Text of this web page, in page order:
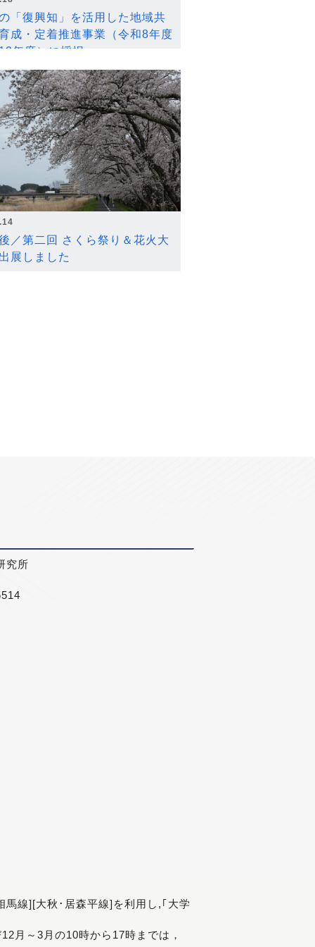
「復興知」を活用した地域共
成・定着推進事業（令和8年度
年度）に採択
／第二回 さくら祭り＆花火大
展しました
究所
線][大秋･居森平線]を利用し,｢大学
月～3月の10時から17時までは，